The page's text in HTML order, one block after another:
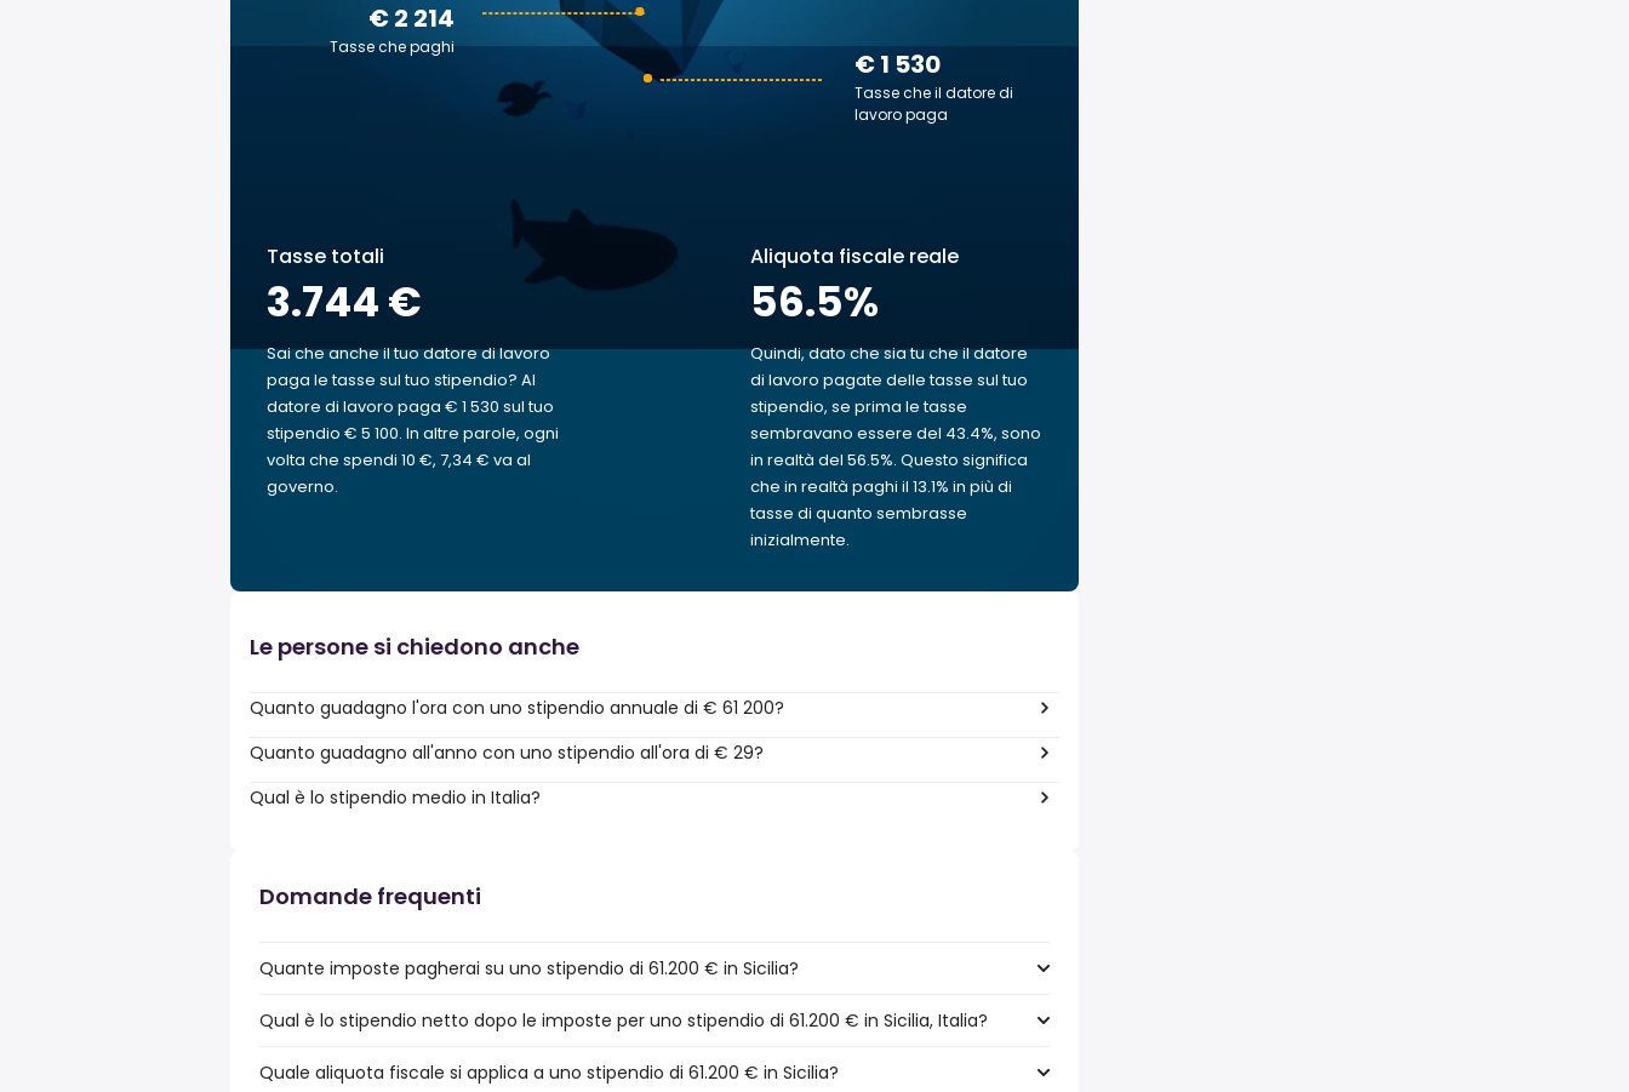
€ 1 530
Tasse che il datore di
lavoro paga
€ 2 214
Tasse che paghi
Tasse totali
3.744 €
Sai che anche il tuo datore di lavoro
paga le tasse sul tuo stipendio? Al
datore di lavoro paga € 1 530 sul tuo
stipendio € 5 100. In altre parole, ogni
volta che spendi 10 €, 7,34 € va al
governo.
Aliquota fiscale reale
56.5%
Quindi, dato che sia tu che il datore
di lavoro pagate delle tasse sul tuo
stipendio, se prima le tasse
sembravano essere del 43.4%, sono
in realtà del 56.5%. Questo significa
che in realtà paghi il 13.1% in più di
tasse di quanto sembrasse
inizialmente.
Le persone si chiedono anche
Quanto guadagno l'ora con uno stipendio annuale di € 61 200?
Quanto guadagno all'anno con uno stipendio all'ora di € 29?
Qual è lo stipendio medio in Italia?
Domande frequenti
Quante imposte pagherai su uno stipendio di 61.200 € in Sicilia?
Qual è lo stipendio netto dopo le imposte per uno stipendio di 61.200 € in Sicilia, Italia?
Quale aliquota fiscale si applica a uno stipendio di 61.200 € in Sicilia?